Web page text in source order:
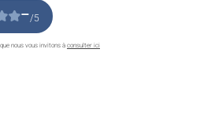
–/5
nous vous invitons à consulter ici